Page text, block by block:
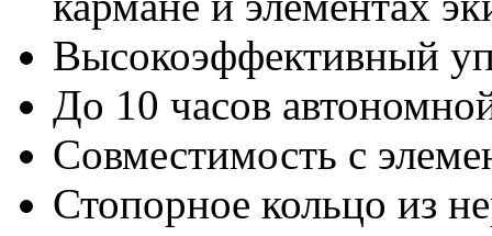
Высокоэффективный
До 10 часов
Совместимость с
Стопорное кольцо из